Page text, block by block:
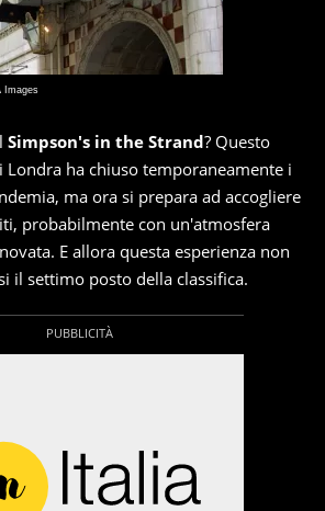
Images
Simpson's in the Strand? Questo
ha chiuso temporaneamente i
ma ora si prepara ad accogliere
probabilmente con un'atmosfera
E allora questa esperienza non
il settimo posto della classifica.